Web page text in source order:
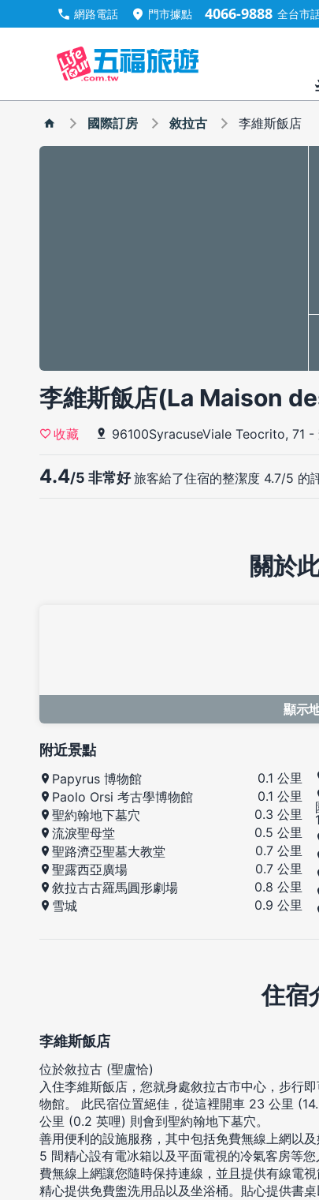
call 網路電話 location_on 門市據點 4066-9888 全台市
國際訂房 敘拉古 李維斯飯店
李維斯飯店(La Maison
收藏 96100SyracuseViale Teocrito, 71 -
4.4/5 非常好旅客給了住宿的整潔度 4.7/5 的
關於
顯示
附近景點
Papyrus 博物館
0.1 公里
Paolo Orsi 考古學博物館
0.1 公里
聖約翰地下墓穴
0.3 公里
流淚聖母堂
0.5 公里
聖路濟亞聖墓大教堂
0.7 公里
聖露西亞廣場
0.7 公里
敘拉古古羅馬圓形劇場
0.8 公里
雪城
0.9 公里
住宿
李維斯飯店
位於敘拉古 (聖盧恰)
入住李維斯飯店，您就身處敘拉古市中心，步行
物館。 此民宿位置絕佳，從這裡開車 23 公里
公里 (0.2 英哩) 則會到聖約翰地下墓穴。
善用便利的設施服務，其中包括免費無線上網以及
5 間精心設有電冰箱以及平面電視的冷氣客房等
費無線上網讓您隨時保持連線，並且提供有線電
精心提供免費盥洗用品以及坐浴桶。貼心提供書